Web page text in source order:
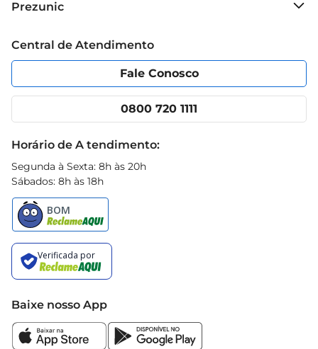
Grupo Cencosud
Política de Privacidade
Portal do fornecedor
Cencosud Media
Prezunic
Código de Ética
App Prezunic
Central de Atendimento
Fale Conosco
0800 720 1111
Horário de A tendimento:
Segunda à Sexta: 8h às 20h
Sábados: 8h às 18h
Baixe nosso App